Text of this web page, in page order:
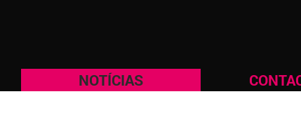
NOTÍCIAS